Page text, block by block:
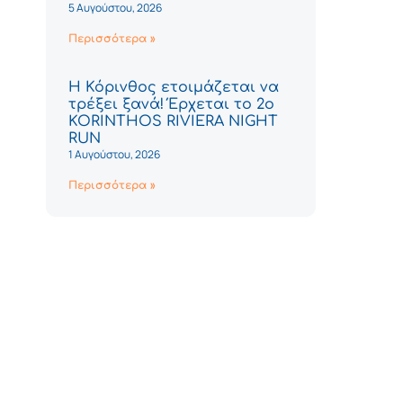
5 Αυγούστου, 2026
Περισσότερα »
Η Κόρινθος ετοιμάζεται να
τρέξει ξανά! Έρχεται το 2ο
KORINTHOS RIVIERA NIGHT
RUN
1 Αυγούστου, 2026
Περισσότερα »